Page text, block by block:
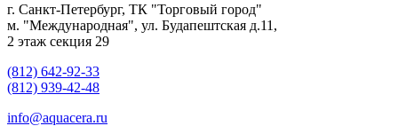
г. Санкт-Петербург, ТК "Торговый город"
м. "Международная", ул. Будапештская д.11,
2 этаж секция 29
(812) 642-92-33
(812) 939-42-48
info@aquacera.ru